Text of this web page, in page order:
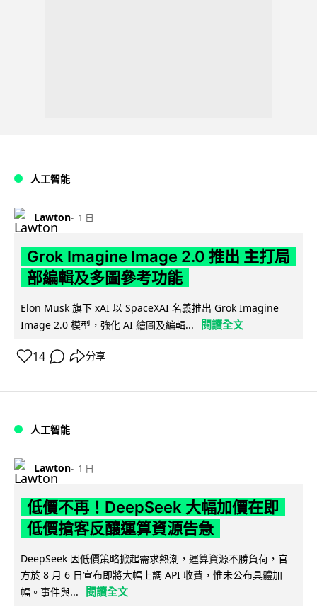
人工智能
Lawton 1 日
Grok Imagine Image 2.0 推出 主打局
部編輯及多圖參考功能
Elon Musk 旗下 xAI 以 SpaceXAI 名義推出 Grok Imagine
Image 2.0 模型，強化 AI 繪圖及編輯...
閱讀全文
14 分享
人工智能
Lawton 1 日
低價不再！DeepSeek 大幅加價在即
低價搶客反釀運算資源告急
DeepSeek 因低價策略掀起需求熱潮，運算資源不勝負荷，官
方於 8 月 6 日宣布即將大幅上調 API 收費，惟未公布具體加
幅。事件與...
閱讀全文